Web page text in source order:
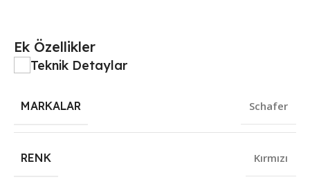
Ek Özellikler
Teknik Detaylar
MARKALAR Schafer
RENK Kırmızı